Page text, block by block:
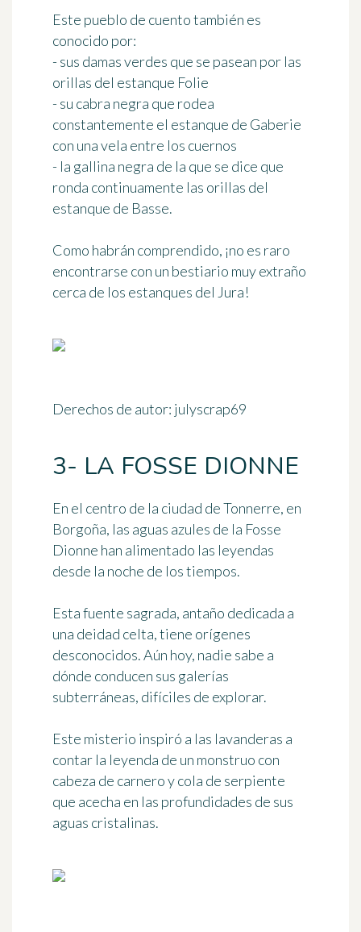
Este pueblo de cuento también es
conocido por:
- sus damas verdes que se pasean por las
orillas del estanque Folie
- su cabra negra que rodea
constantemente el estanque de Gaberie
con una vela entre los cuernos
- la gallina negra de la que se dice que
ronda continuamente las orillas del
estanque de Basse.
Como habrán comprendido, ¡no es raro
encontrarse con un bestiario muy extraño
cerca de los estanques del Jura!
Derechos de autor: julyscrap69
3- LA FOSSE DIONNE
En el centro de la ciudad deTonnerre, en
Borgoña, las aguas azules de la Fosse
Dionne han alimentado las leyendas
desde la noche de los tiempos.
Estafuente sagrada, antaño dedicada a
una deidad celta, tiene orígenes
desconocidos. Aún hoy, nadie sabe a
dónde conducen sus galerías
subterráneas, difíciles de explorar.
Este misterio inspiró a las lavanderas a
contar la leyenda de un monstruo con
cabeza de carnero y cola de serpiente
que acecha en las profundidades de sus
aguas cristalinas.